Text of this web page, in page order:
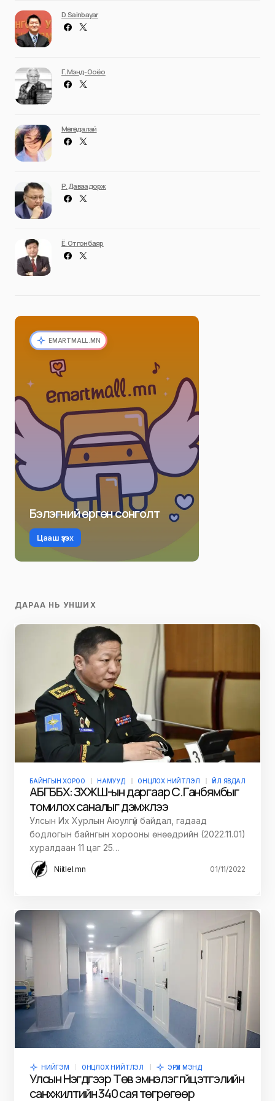
D. Sainbayar
Г. Мэнд-Ооёо
Мөнгөндалай
Р. Даваадорж
Ё. Отгонбаяр
EMARTMALL.MN
Бэлэгний өргөн сонголт
Цааш үзэх
ДАРАА НЬ УНШИХ
БАЙНГЫН ХОРОО НАМУУД ОНЦЛОХ НИЙТЛЭЛ ҮЙЛ ЯВДАЛ
АБГББХ: ЗХЖШ-ын даргаар С.Ганбямбыг
томилох саналыг дэмжлээ
Улсын Их Хурлын Аюулгүй байдал, гадаад
бодлогын байнгын хорооны өнөөдрийн (2022.11.01)
хуралдаан 11 цаг 25…
Niitlel.mn 01/11/2022
НИЙГЭМ ОНЦЛОХ НИЙТЛЭЛ ЭРҮҮЛ МЭНД
Улсын Нэгдүгээр Төв эмнэлэг гүйцэтгэлийн
санхүүжилтийн 340 сая төгрөгөөр